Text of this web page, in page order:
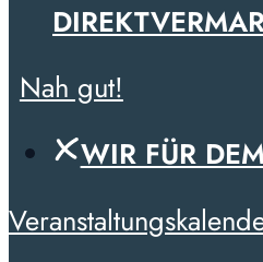
Nah gut!
WIR FÜR